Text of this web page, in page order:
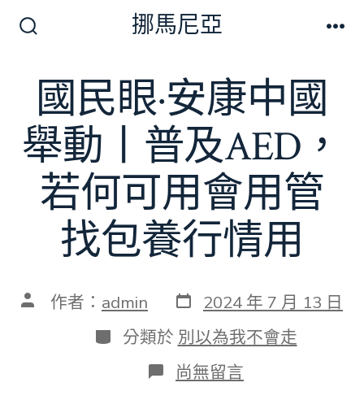
切
換
開
關
挪馬尼亞
國民眼·安康中國
舉動丨普及AED，
若何可用會用管
找包養行情用
文 作者： admin 發
表
日
期
2024 年 7 月 13 日
分
類
分類於 別以為我不會走
在
〈國
尚無留言